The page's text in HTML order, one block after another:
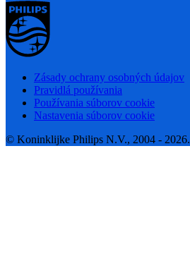
Zásady ochrany osobných údajov
Pravidlá používania
Používania súborov cookie
Nastavenia súborov cookie
© Koninklijke Philips N.V., 2004 -